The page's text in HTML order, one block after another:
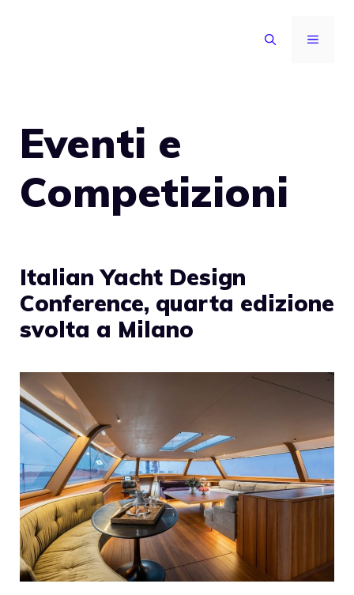
MENU
Eventi e
Competizioni
Italian Yacht Design
Conference, quarta edizione
svolta a Milano